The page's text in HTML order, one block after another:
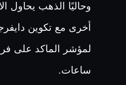
وحاليًا الذهب يحاول
أخرى مع تكوين
لمؤشر الماكد على
ساعات.